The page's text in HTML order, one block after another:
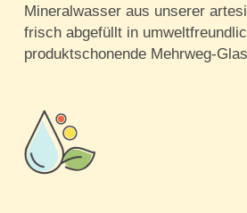
Mineralwasser aus unserer
frisch abgefüllt in
produktschonende Mehrweg-